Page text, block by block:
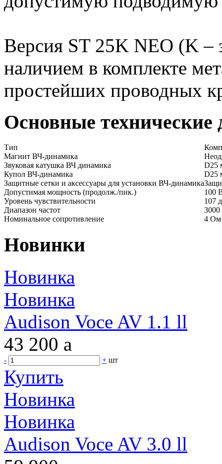
Версия ST 25K NEO (K –
наличием в комплекте
простейших проводных
Основные технические
Тип
Магнит ВЧ-динамика
Звуковая катушка ВЧ динамика
D25
Купол ВЧ-динамика
D25
Защитные сетки и аксессуары для установки ВЧ-динамика
Допустимая мощность (продолж./пик.)
100
Уровень чувствительности
107
Диапазон частот
3000
Номинальное сопротивление
4 Ом
Новинки
Новинка
Новинка
Audison Voce AV 1.1 ll
43 200 a
- + шт
Купить
Новинка
Новинка
Audison Voce AV 3.0 ll